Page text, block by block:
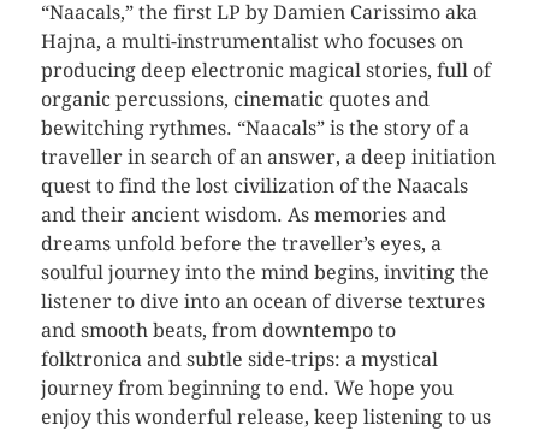
“Naacals,” the first LP by Damien Carissimo aka
Hajna, a multi-instrumentalist who focuses on
producing deep electronic magical stories, full of
organic percussions, cinematic quotes and
bewitching rythmes. “Naacals” is the story of a
traveller in search of an answer, a deep initiation
quest to find the lost civilization of the Naacals
and their ancient wisdom. As memories and
dreams unfold before the traveller’s eyes, a
soulful journey into the mind begins, inviting the
listener to dive into an ocean of diverse textures
and smooth beats, from downtempo to
folktronica and subtle side-trips: a mystical
journey from beginning to end. We hope you
enjoy this wonderful release, keep listening to us